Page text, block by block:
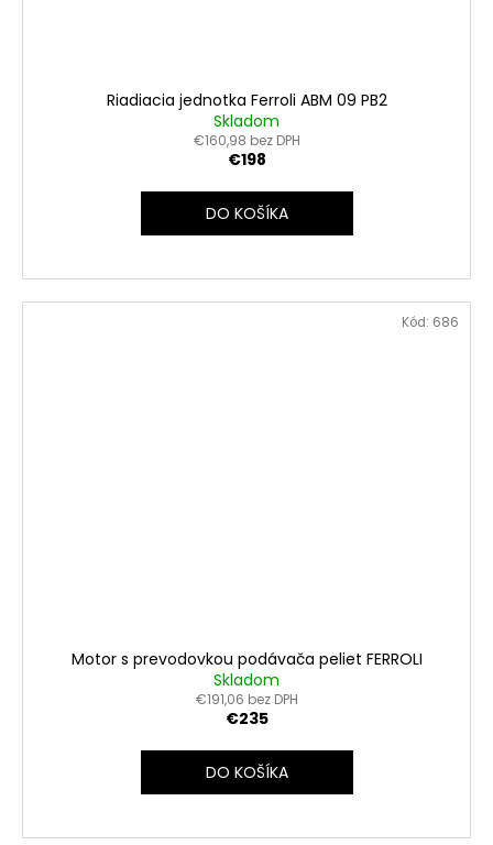
Riadiacia jednotka Ferroli ABM 09 PB2
Skladom
€160,98 bez DPH
€198
DO KOŠÍKA
Motor s prevodovkou podávača peliet FERROLI
Skladom
€191,06 bez DPH
€235
DO KOŠÍKA
Kód: 686